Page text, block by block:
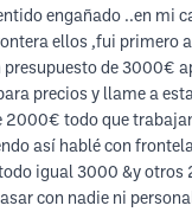
engañado ..en mi
ellos ,fui primero
presupuesto de 3000€
precios y llame a
2000€ todo que
así hablé con
igual 3000 &y otros
con nadie ni